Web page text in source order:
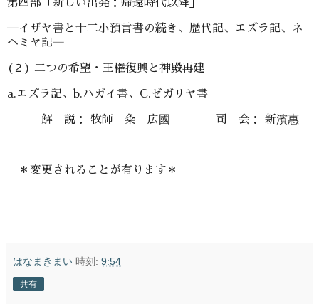
第四部「新しい出発：帰還時代以降」
―イザヤ書と十二小預言書の続き、歴代記、エズラ記、ネ
ヘミヤ記―
(２) 二つの希望・王権復興と神殿再建
a.エズラ記、b.ハガイ書、C.ゼガリヤ書
解 説： 牧師 粂 広國 司 会： 新濱惠
＊変更されることが有ります＊
はなまきまい 時刻: 9:54
共有